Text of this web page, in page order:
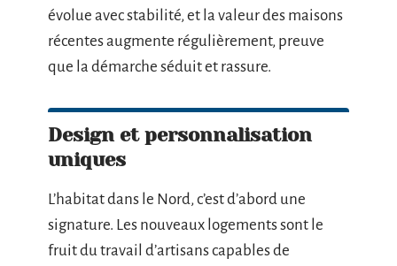
évolue avec stabilité, et la valeur des maisons
récentes augmente régulièrement, preuve
que la démarche séduit et rassure.
Design et personnalisation
uniques
L’habitat dans le Nord, c’est d’abord une
signature. Les nouveaux logements sont le
fruit du travail d’artisans capables de